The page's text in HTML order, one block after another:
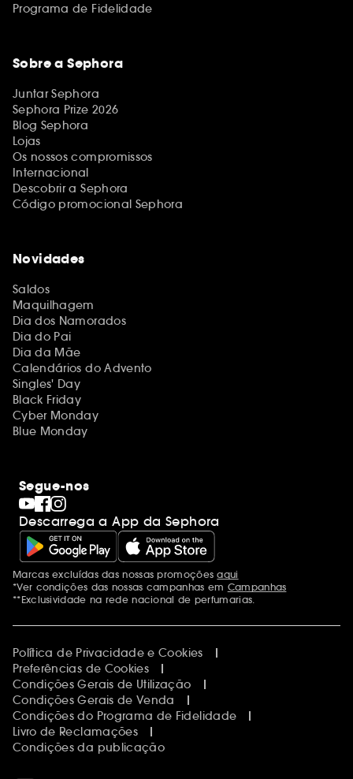
Programa de Fidelidade
Sobre a Sephora
Juntar Sephora
Sephora Prize 2026
Blog Sephora
Lojas
Os nossos compromissos
Internacional
Descobrir a Sephora
Código promocional Sephora
Novidades
Saldos
Maquilhagem
Dia dos Namorados
Dia do Pai
Dia da Mãe
Calendários do Advento
Singles' Day
Black Friday
Cyber Monday
Blue Monday
Segue-nos
Descarrega a App da Sephora
Menções adicionais
Marcas excluídas das nossas promoçõesaqui
*Ver condições das nossas campanhas em Campanhas
**Exclusividade na rede nacional de perfumarias.
Política de Privacidade e Cookies
Preferências de Cookies
Condições Gerais de Utilização
Condições Gerais de Venda
Condições do Programa de Fidelidade
Livro de Reclamações
Condições da publicação